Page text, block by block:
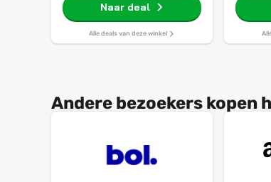
Naar deal
Alle deals van deze winkel
Andere bezoekers kopen